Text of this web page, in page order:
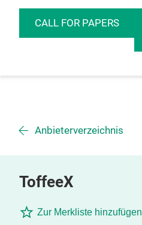
CALL FOR PAPERS
Anbieterverzeichnis
ToffeeX
Zur Merkliste hinzufügen